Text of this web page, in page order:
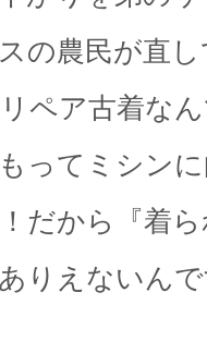
の農民が直
ペア古着な
ってミシン
だから『着
りえないん